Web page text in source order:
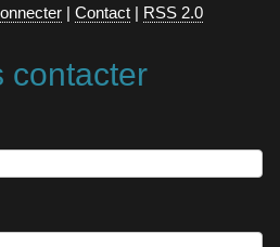
| Contact| RSS 2.0
contacter